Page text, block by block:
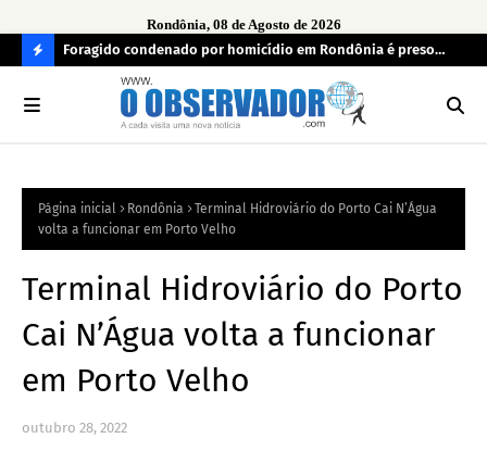
Rondônia, 08 de Agosto de 2026
O
R
Foragido condenado por homicídio em Rondônia é preso
pela FICCO em Roraima
Página inicial Rondônia
Terminal Hidroviário do Porto Cai N’Água
volta a funcionar em Porto Velho
Terminal Hidroviário do Porto
Cai N’Água volta a funcionar
em Porto Velho
outubro 28, 2022